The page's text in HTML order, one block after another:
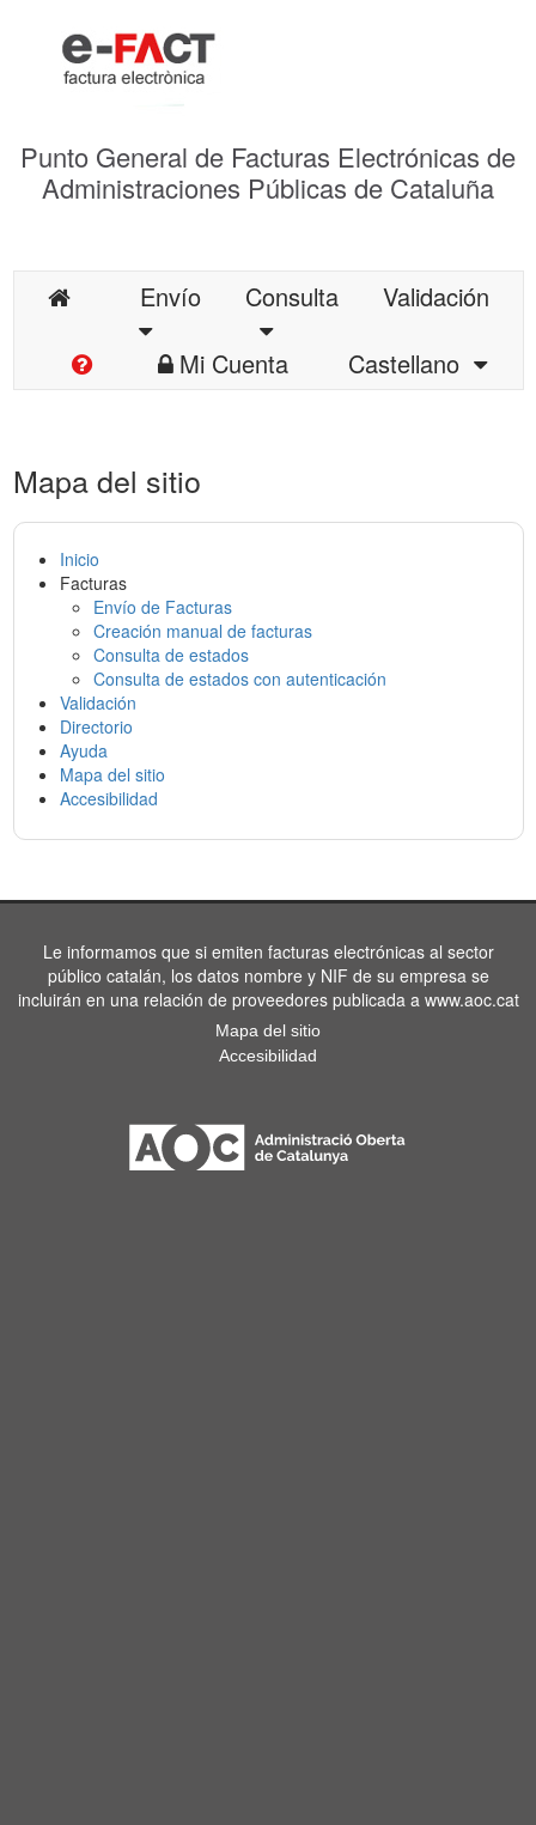
Punto General de Facturas Electrónicas de
Administraciones Públicas de Cataluña
Envío Consulta
Validación
Mi Cuenta
Castellano
Mapa del sitio
Inicio
Facturas
Envío de Facturas
Creación manual de facturas
Consulta de estados
Consulta de estados con autenticación
Validación
Directorio
Ayuda
Mapa del sitio
Accesibilidad
Le informamos que si emiten facturas electrónicas al sector
público catalán, los datos nombre y NIF de su empresa se
incluirán en una relación de proveedores publicada a www.aoc.cat
Mapa del sitio
Accesibilidad